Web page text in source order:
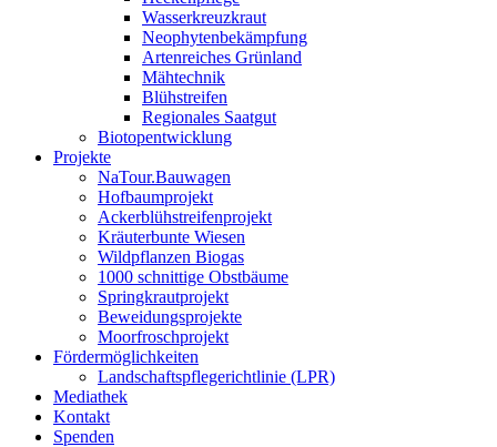
Wasserkreuzkraut
Neophytenbekämpfung
Artenreiches Grünland
Mähtechnik
Blühstreifen
Regionales Saatgut
Biotopentwicklung
Projekte
NaTour.Bauwagen
Hofbaumprojekt
Ackerblühstreifenprojekt
Kräuterbunte Wiesen
Wildpflanzen Biogas
1000 schnittige Obstbäume
Springkrautprojekt
Beweidungsprojekte
Moorfroschprojekt
Fördermöglichkeiten
Landschaftspflegerichtlinie (LPR)
Mediathek
Kontakt
Spenden